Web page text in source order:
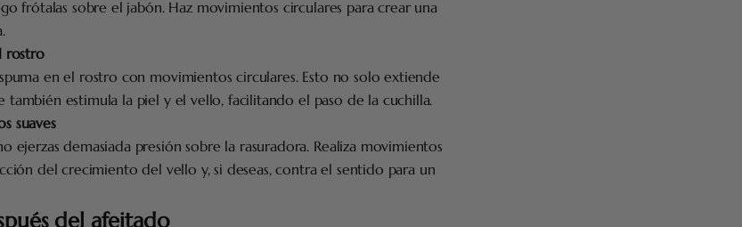
frótalas sobre el jabón. Haz movimientos circulares para crear una
rostro
en el rostro con movimientos circulares. Esto no solo extiende
también estimula la piel y el vello, facilitando el paso de la cuchilla.
suaves
ejerzas demasiada presión sobre la rasuradora. Realiza movimientos
del crecimiento del vello y, si deseas, contra el sentido para un
del afeitado